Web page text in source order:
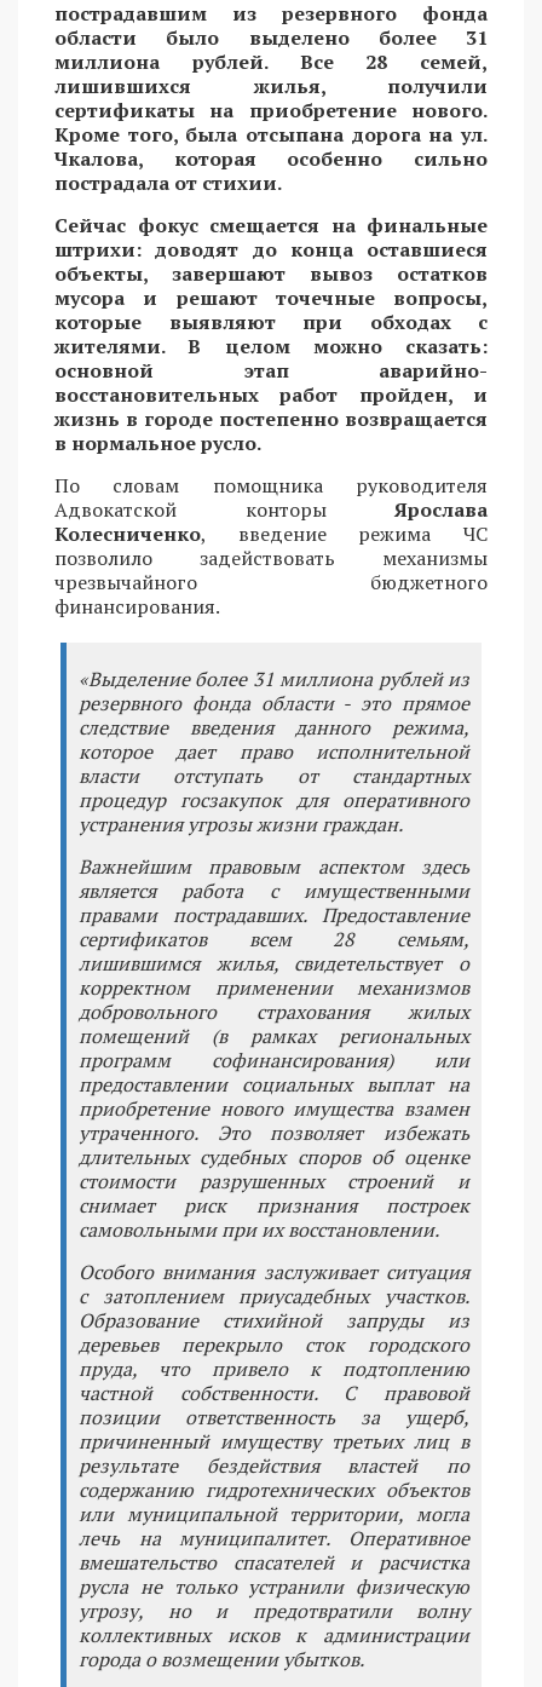
пострадавшим из резервного фонда
области было выделено более 31
миллиона рублей. Все 28 семей,
лишившихся жилья, получили
сертификаты на приобретение нового.
Кроме того, была отсыпана дорога на ул.
Чкалова, которая особенно сильно
пострадала от стихии.
Сейчас фокус смещается на финальные
штрихи: доводят до конца оставшиеся
объекты, завершают вывоз остатков
мусора и решают точечные вопросы,
которые выявляют при обходах с
жителями. В целом можно сказать:
основной этап аварийно-
восстановительных работ пройден, и
жизнь в городе постепенно возвращается
в нормальное русло.
По словам помощника руководителя
Адвокатской конторыЯрослава
Колесниченко, введение режима ЧС
позволило задействовать механизмы
чрезвычайного бюджетного
финансирования.
«Выделение более 31 миллиона рублей из
резервного фонда области - это прямое
следствие введения данного режима,
которое дает право исполнительной
власти отступать от стандартных
процедур госзакупок для оперативного
устранения угрозы жизни граждан.
Важнейшим правовым аспектом здесь
является работа с имущественными
правами пострадавших. Предоставление
сертификатов всем 28 семьям,
лишившимся жилья, свидетельствует о
корректном применении механизмов
добровольного страхования жилых
помещений (в рамках региональных
программ софинансирования) или
предоставлении социальных выплат на
приобретение нового имущества взамен
утраченного. Это позволяет избежать
длительных судебных споров об оценке
стоимости разрушенных строений и
снимает риск признания построек
самовольными при их восстановлении.
Особого внимания заслуживает ситуация
с затоплением приусадебных участков.
Образование стихийной запруды из
деревьев перекрыло сток городского
пруда, что привело к подтоплению
частной собственности. С правовой
позиции ответственность за ущерб,
причиненный имуществу третьих лиц в
результате бездействия властей по
содержанию гидротехнических объектов
или муниципальной территории, могла
лечь на муниципалитет. Оперативное
вмешательство спасателей и расчистка
русла не только устранили физическую
угрозу, но и предотвратили волну
коллективных исков к администрации
города о возмещении убытков.